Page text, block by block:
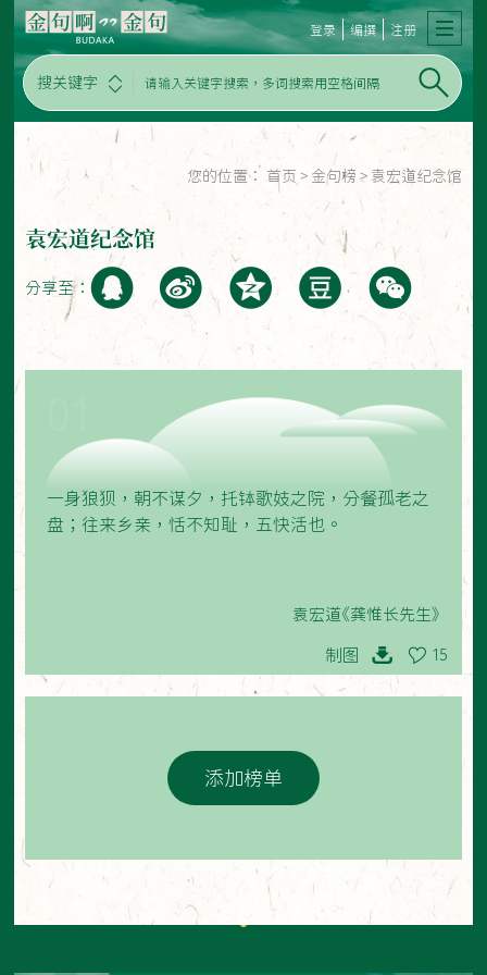
搜关键字
登录 编撰 注册
您的位置： 首页 > 金句榜 > 袁宏道纪念馆
袁宏道纪念馆
分享至：
一身狼狈，朝不谋夕，托钵歌妓之院，分餐孤老之
盘；往来乡亲，恬不知耻，五快活也。
袁宏道《龚惟长先生》
制图 15
添加榜单